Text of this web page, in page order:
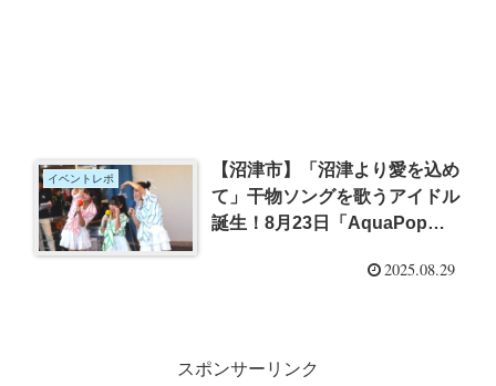
イベントレポ
【沼津市】「沼津より愛を込め
て」干物ソングを歌うアイドル
誕生！8月23日「AquaPop」
2025.08.29
スポンサーリンク